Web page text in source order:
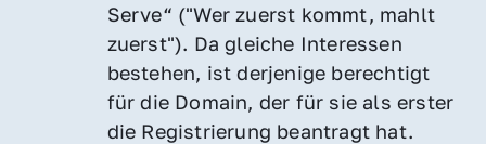
Serve“ ("Wer zuerst kommt, mahlt
zuerst"). Da gleiche Interessen
bestehen, ist derjenige berechtigt
für die Domain, der für sie als erster
die Registrierung beantragt hat.